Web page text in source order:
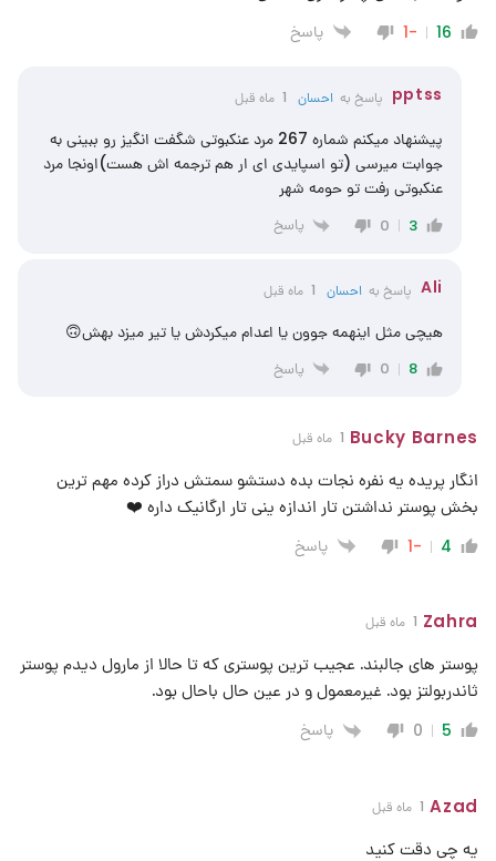
16
-1 پاسخ
pptss پاسخ بهاحسان 1 ماه قبل
پیشنهاد میکنم شماره 267 مرد عنکبوتی شگفت انگیز رو ببینی به
جوابت میرسی (تو اسپایدی ای ار هم ترجمه اش هست)اونجا مرد
عنکبوتی رفت تو حومه شهر
3
0 پاسخ
Ali پاسخ بهاحسان 1 ماه قبل
هیچی مثل اینهمه جوون یا اعدام میکردش یا تیر میزد بهش🙃
8
0 پاسخ
Bucky Barnes 1 ماه قبل
انگار پریده یه نفره نجات بده دستشو سمتش دراز کرده مهم ترین
بخش پوستر نداشتن تار اندازه ینی تار ارگانیک داره ❤️
4
-1 پاسخ
Zahra 1 ماه قبل
پوستر های جالبند. عجیب ترین پوستری که تا حالا از مارول دیدم پوستر
ثاندربولتز بود. غیرمعمول و در عین حال باحال بود.
5
0 پاسخ
Azad 1 ماه قبل
یه چی دقت کنید